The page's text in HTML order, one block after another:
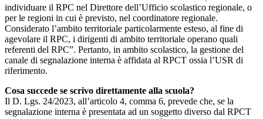
individuare il RPC nel Direttore dell’Ufficio scolastico regionale, o
per le regioni in cui è previsto, nel coordinatore regionale.
Considerato l’ambito territoriale particolarmente esteso, al fine di
agevolare il RPC, i dirigenti di ambito territoriale operano quali
referenti del RPC”. Pertanto, in ambito scolastico, la gestione del
canale di segnalazione interna è affidata al RPCT ossia l’USR di
riferimento.
Cosa succede se scrivo direttamente alla scuola?
Il D. Lgs. 24/2023, all’articolo 4, comma 6, prevede che, se la
segnalazione interna è presentata ad un soggetto diverso dal RPCT